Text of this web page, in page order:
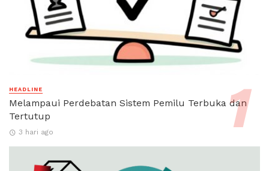
HEADLINE
Melampaui Perdebatan Sistem Pemilu Terbuka dan
Tertutup
3 hari ago